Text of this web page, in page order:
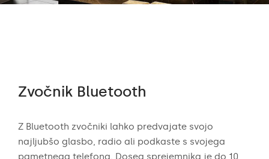
Zvočnik Bluetooth
Z Bluetooth zvočniki lahko predvajate svojo
najljubšo glasbo, radio ali podkaste s svojega
pametnega telefona. Doseg sprejemnika je do 10